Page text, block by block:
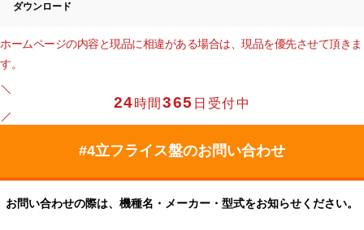
ダウンロード
ホームページの内容と現品に相違がある場合は、現品を優先させて頂きま
す。
24時間365 日受付中
お問い合わせの際は、機種名・メーカー・型式をお知らせください。